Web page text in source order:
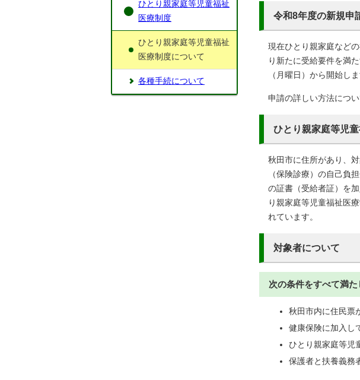
令和8年度の新規申
現在ひとり親家庭など
り新たに受給要件を満
（月曜日）から開始しま
申請の詳しい方法につ
ひとり親家庭等児
秋田市に住所があり、
（保険診療）の自己負
の証書（受給者証）を
り親家庭等児童福祉医
れています。
対象者について
次の条件をすべて満
秋田市内に住民票
健康保険に加入し
ひとり親家庭等児
保護者と扶養義務
ひとり親家庭等児童福祉
医療制度
ひとり親家庭等児童福祉
医療制度について
各種手続について